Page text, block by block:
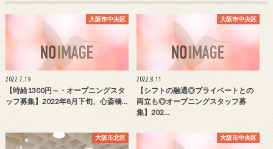
大阪市中央区
2022.7.19
【時給1300円～・オープニングスタ
ッフ募集】2022年8月下旬、心斎橋…
大阪市中央区
2022.8.11
【シフトの融通◎プライベートとの
両立も◎オープニングスタッフ募
集】202…
大阪市北区 大阪市中央区